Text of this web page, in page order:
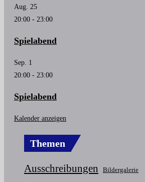
Aug. 25
20:00 - 23:00
Spielabend
Sep. 1
20:00 - 23:00
Spielabend
Kalender anzeigen
Themen
Ausschreibungen Bildergalerie